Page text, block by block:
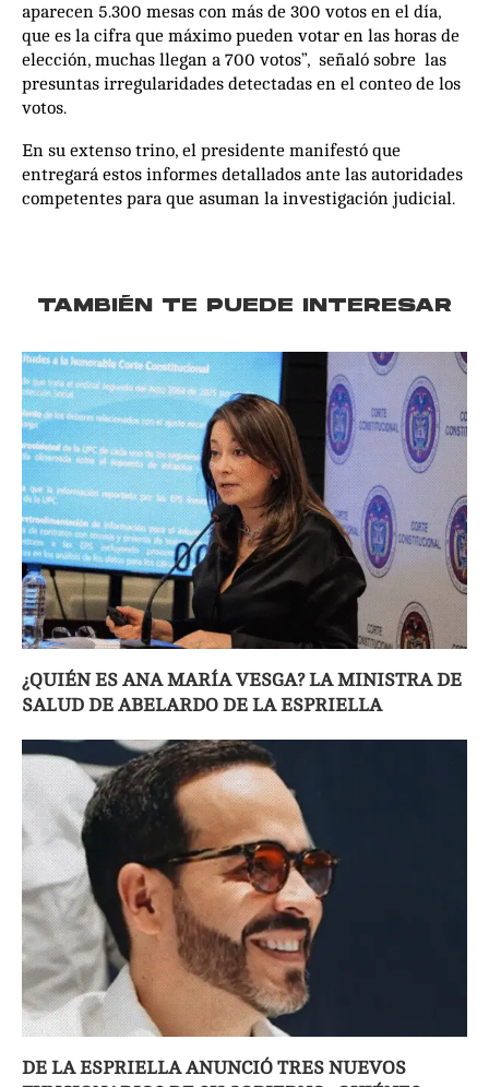
aparecen 5.300 mesas con más de 300 votos en el día,
que es la cifra que máximo pueden votar en las horas de
elección, muchas llegan a 700 votos”, señaló sobre las
presuntas irregularidades detectadas en el conteo de los
votos.
En su extenso trino, el presidente manifestó que
entregará estos informes detallados ante las autoridades
competentes para que asuman la investigación judicial.
TAMBIÉN TE PUEDE INTERESAR
¿QUIÉN ES ANA MARÍA VESGA? LA MINISTRA DE
SALUD DE ABELARDO DE LA ESPRIELLA
DE LA ESPRIELLA ANUNCIÓ TRES NUEVOS